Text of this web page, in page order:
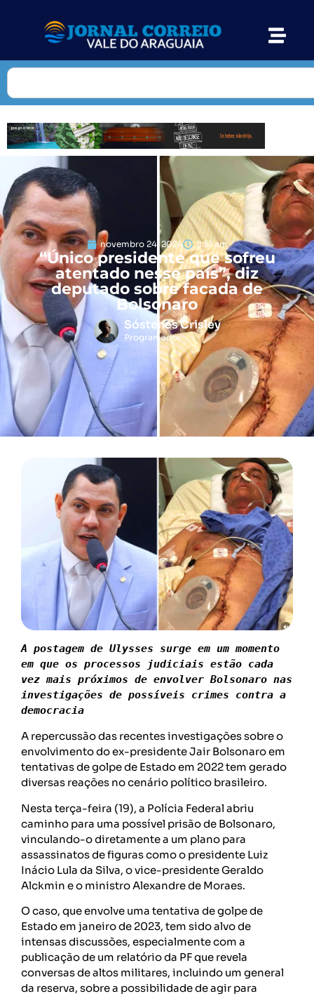
novembro 24, 2024 8:51 am
“Único presidente que sofreu
atentado nesse país”, diz
deputado sobre facada de
Bolsonaro
Sóstenes Crisley
Programador
A postagem de Ulysses surge em um momento
em que os processos judiciais estão cada
vez mais próximos de envolver Bolsonaro nas
investigações de possíveis crimes contra a
democracia
A repercussão das recentes investigações sobre o
envolvimento do ex-presidente Jair Bolsonaro em
tentativas de golpe de Estado em 2022 tem gerado
diversas reações no cenário político brasileiro.
Nesta terça-feira (19), a Polícia Federal abriu
caminho para uma possível prisão de Bolsonaro,
vinculando-o diretamente a um plano para
assassinatos de figuras como o presidente Luiz
Inácio Lula da Silva, o vice-presidente Geraldo
Alckmin e o ministro Alexandre de Moraes.
O caso, que envolve uma tentativa de golpe de
Estado em janeiro de 2023, tem sido alvo de
intensas discussões, especialmente com a
publicação de um relatório da PF que revela
conversas de altos militares, incluindo um general
da reserva, sobre a possibilidade de agir para